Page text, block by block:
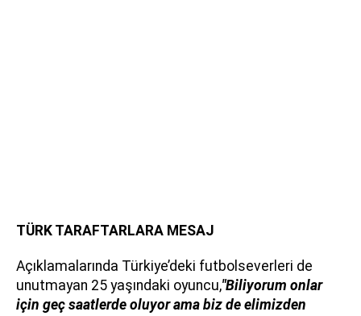
TÜRK TARAFTARLARA MESAJ
Açıklamalarında Türkiye’deki futbolseverleri de
unutmayan 25 yaşındaki oyuncu,"Biliyorum onlar
için geç saatlerde oluyor ama biz de elimizden